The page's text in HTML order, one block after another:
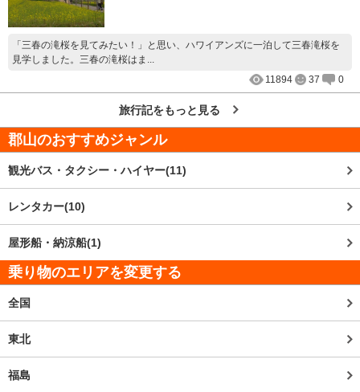
「三春の滝桜を見てみたい！」と思い、ハワイアンズに一泊して三春滝桜を
見学しました。三春の滝桜はま...
11894
37 0
旅行記をもっと見る
郡山のおすすめジャンル
観光バス・タクシー・ハイヤー(11)
レンタカー(10)
屋形船・納涼船(1)
乗り物のエリアを変更する
全国
東北
福島